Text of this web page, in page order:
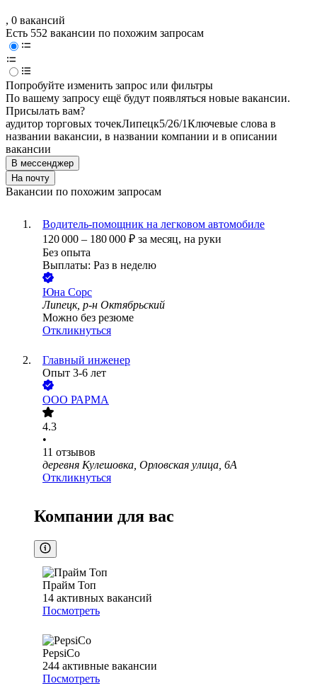
, 0 вакансий
Есть 552 вакансии по похожим запросам
Попробуйте изменить запрос или фильтры
По вашему запросу ещё будут появляться новые вакансии.
Присылать вам?
аудитор торговых точекЛипецк5/26/1Ключевые слова в
названии вакансии, в названии компании и в описании
вакансии
В мессенджер
На почту
Вакансии по похожим запросам
Водитель-помощник на легковом автомобиле
120 000 – 180 000 ₽ за месяц, на руки
Без опыта
Выплаты: Раз в неделю
Юна Сорс
Липецк, р-н Октябрьский
Можно без резюме
Откликнуться
Главный инженер
Опыт 3-6 лет
ООО РАРМА
4.3
•
11 отзывов
деревня Кулешовка, Орловская улица, 6А
Откликнуться
Компании для вас
Прайм Топ
14 активных вакансий
Посмотреть
PepsiCo
244 активные вакансии
Посмотреть